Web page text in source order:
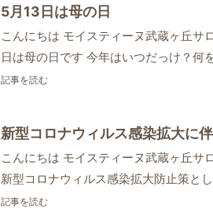
5月13日は母の日
こんにちは モイスティーヌ武蔵ヶ丘サ
日は母の日です 今年はいつだっけ？何
記事を読む
新型コロナウィルス感染拡大に
こんにちは モイスティーヌ武蔵ヶ丘サ
新型コロナウィルス感染拡大防止策と
記事を読む